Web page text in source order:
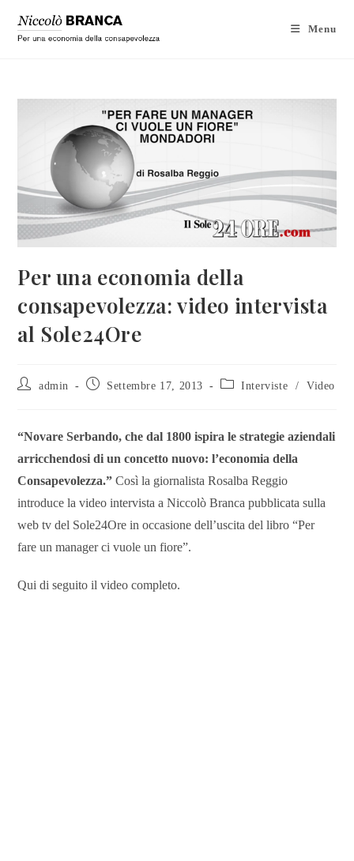
Menu
Per una economia della
consapevolezza: video intervista
al Sole24Ore
admin Settembre 17, 2013 Interviste / Video
“Novare Serbando, che dal 1800 ispira le strategie aziendali
arricchendosi di un concetto nuovo: l’economia della
Consapevolezza.” Così la giornalista Rosalba Reggio
introduce la video intervista a Niccolò Branca pubblicata sulla
web tv del Sole24Ore in occasione dell’uscita del libro “Per
fare un manager ci vuole un fiore”.
Qui di seguito il video completo.